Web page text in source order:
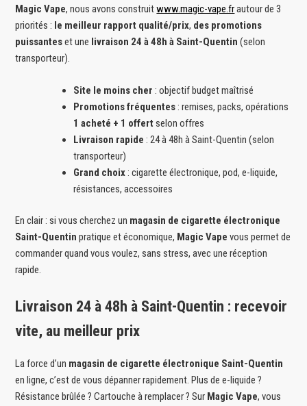
Magic Vape, nous avons construitwww.magic-vape.frautour de 3
priorités : le meilleur rapport qualité/prix, des promotions
puissanteset une livraison 24 à 48h à Saint-Quentin (selon
transporteur).
Site le moins cher : objectif budget maîtrisé
Promotions fréquentes: remises, packs, opérations
1 acheté + 1 offert selon offres
Livraison rapide : 24 à 48h à Saint-Quentin (selon
transporteur)
Grand choix: cigarette électronique, pod, e-liquide,
résistances, accessoires
En clair : si vous cherchez un magasin de cigarette électronique
Saint-Quentin pratique et économique, Magic Vape vous permet de
commander quand vous voulez, sans stress, avec une réception
rapide.
Livraison 24 à 48h à Saint-Quentin : recevoir
vite, au meilleur prix
La force d’un magasin de cigarette électronique Saint-Quentin
en ligne, c’est de vous dépanner rapidement. Plus de e-liquide ?
Résistance brûlée ? Cartouche à remplacer ? Sur Magic Vape, vous